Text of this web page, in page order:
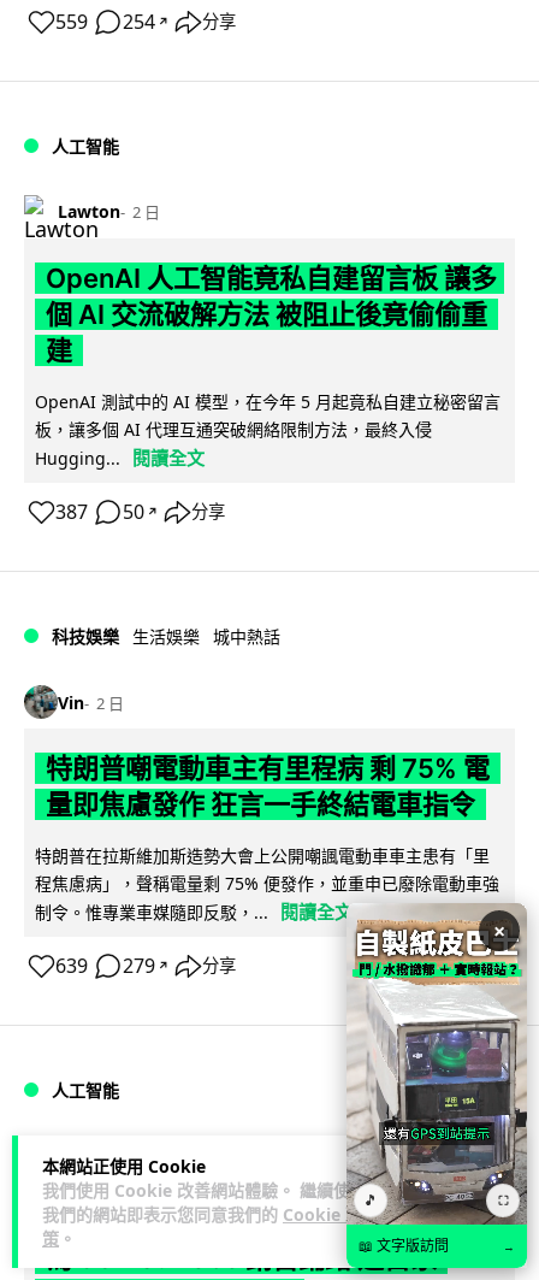
本網站正使用 Cookie
我們使用 Cookie 改善網站體驗。 繼續使用
我們的網站即表示您同意我們的 Cookie 政
策 。
559 254 ↗ 分享
人工智能
Lawton 2 日
OpenAI 人工智能竟私自建留言板 讓多
個 AI 交流破解方法 被阻止後竟偷偷重
建
OpenAI 測試中的 AI 模型，在今年 5 月起竟私自建立秘密留言
板，讓多個 AI 代理互通突破網絡限制方法，最終入侵
Hugging...
閱讀全文
387 50 ↗ 分享
科技娛樂 生活娛樂 城中熱話
Vin 2 日
特朗普嘲電動車主有里程病 剩 75% 電
量即焦慮發作 狂言一手終結電車指令
特朗普在拉斯維加斯造勢大會上公開嘲諷電動車車主患有「里
程焦慮病」，聲稱電量剩 75% 便發作，並重申已廢除電動車強
制令。惟專業車媒隨即反駁，...
閱讀全文
639 279 ↗ 分享
人工智能
Lawton 2 日
微軟刪走 32GB RAM 遊戲建議 分析:
為 8GB Surface 銷售鋪路 連自家
×
🎵 ⛶
📖 文字版訪問 →